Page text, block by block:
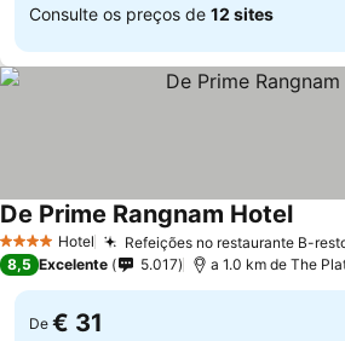
Consulte os preços de 12 sites
4 EstrelasHotel Refeições no restaurante B-
De Prime Rangnam Hotel
8,5 Excelente 5.017 a 1.0 km de The
De € 31